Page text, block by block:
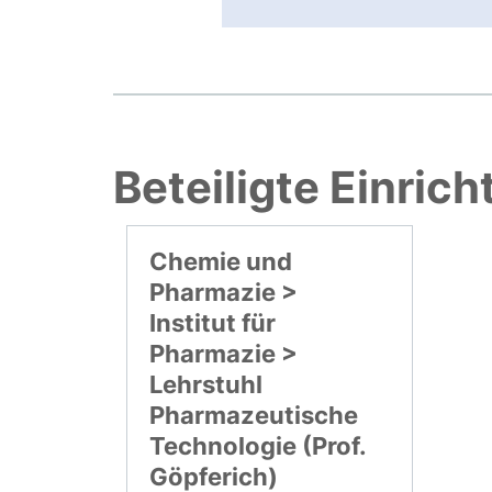
Beteiligte
Chemie und
Pharmazie >
Institut für
Pharmazie >
Lehrstuhl
Pharmazeutische
Technologie (Prof.
Göpferich)